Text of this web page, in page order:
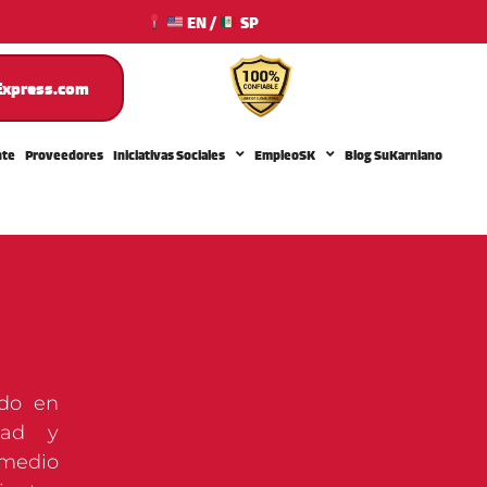
EN/ SP
Proveedores Iniciativas Sociales EmpleoSK Blog SuKarniano
en
y